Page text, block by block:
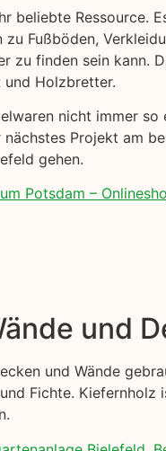
beliebte Ressource.
Fußböden,
zu finden sein kann.
und Holzbretter.
nicht immer
Projekt am
gehen.
Potsdam –
und
und Wände
Fichte. Kiefernholz